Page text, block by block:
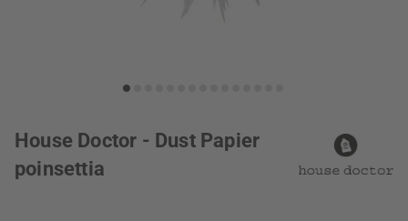
House Doctor - Dust Papier
poinsettia